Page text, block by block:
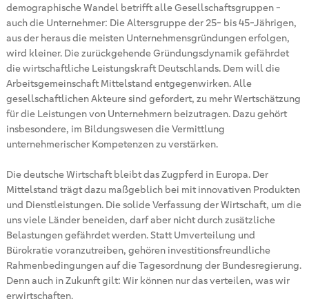
demographische Wandel betrifft alle Gesellschaftsgruppen -
auch die Unternehmer: Die Altersgruppe der 25- bis 45-Jährigen,
aus der heraus die meisten Unternehmensgründungen erfolgen,
wird kleiner. Die zurückgehende Gründungsdynamik gefährdet
die wirtschaftliche Leistungskraft Deutschlands. Dem will die
Arbeitsgemeinschaft Mittelstand entgegenwirken. Alle
gesellschaftlichen Akteure sind gefordert, zu mehr Wertschätzung
für die Leistungen von Unternehmern beizutragen. Dazu gehört
insbesondere, im Bildungswesen die Vermittlung
unternehmerischer Kompetenzen zu verstärken.
Die deutsche Wirtschaft bleibt das Zugpferd in Europa. Der
Mittelstand trägt dazu maßgeblich bei mit innovativen Produkten
und Dienstleistungen. Die solide Verfassung der Wirtschaft, um die
uns viele Länder beneiden, darf aber nicht durch zusätzliche
Belastungen gefährdet werden. Statt Umverteilung und
Bürokratie voranzutreiben, gehören investitionsfreundliche
Rahmenbedingungen auf die Tagesordnung der Bundesregierung.
Denn auch in Zukunft gilt: Wir können nur das verteilen, was wir
erwirtschaften.